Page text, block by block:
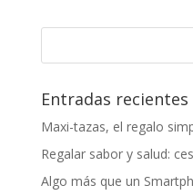
Entradas recientes
Maxi-tazas, el regalo
Regalar sabor y salud:
Algo más que un